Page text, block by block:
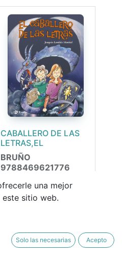
CABALLERO DE LAS
LETRAS,EL
BRUÑO
9788469621776
14,50€
una mejor
este sitio web.
Solo las necesarias Acepto